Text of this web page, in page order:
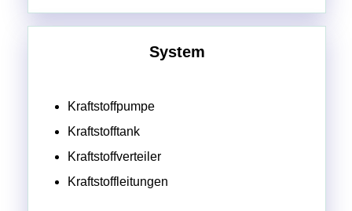
System
Kraftstoffpumpe
Kraftstofftank
Kraftstoffverteiler
Kraftstoffleitungen